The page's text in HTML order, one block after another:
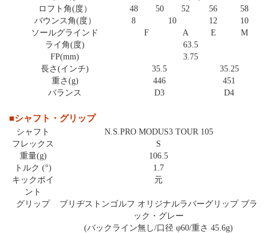
ロフト角(度）
48 50 52 56
58
バウンス角(度）
8 10 12
10
ソールグラインド
F A E
M
ライ角(度)
63.5
FP(mm)
3.75
長さ(インチ)
35.5
35.25
重さ(g)
446
451
バランス
D3 D4
■シャフト・グリップ
シャフト
N.S.PRO MODUS3 TOUR 105
フレックス
S
重量(g)
106.5
トルク (°)
1.7
キックポイ
ント
元
グリップ
ブリヂストンゴルフ オリジナルラバーグリップ ブラ
ック・グレー
(バックライン無し/口径 φ60/重さ 45.6g)